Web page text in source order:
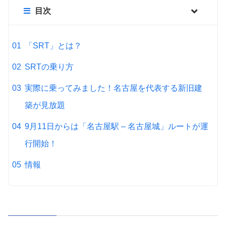
目次
「SRT」とは？
SRTの乗り方
実際に乗ってみました！名古屋を代表する新旧建
築が見放題
9月11日からは「名古屋駅 – 名古屋城」ルートが運
行開始！
情報